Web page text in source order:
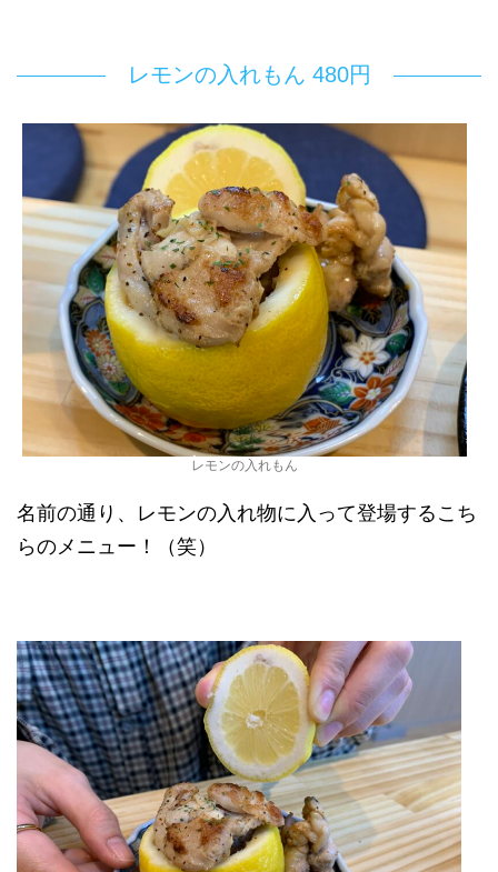
レモンの入れもん 480円
レモンの入れもん
名前の通り、レモンの入れ物に入って登場するこち
らのメニュー！（笑）